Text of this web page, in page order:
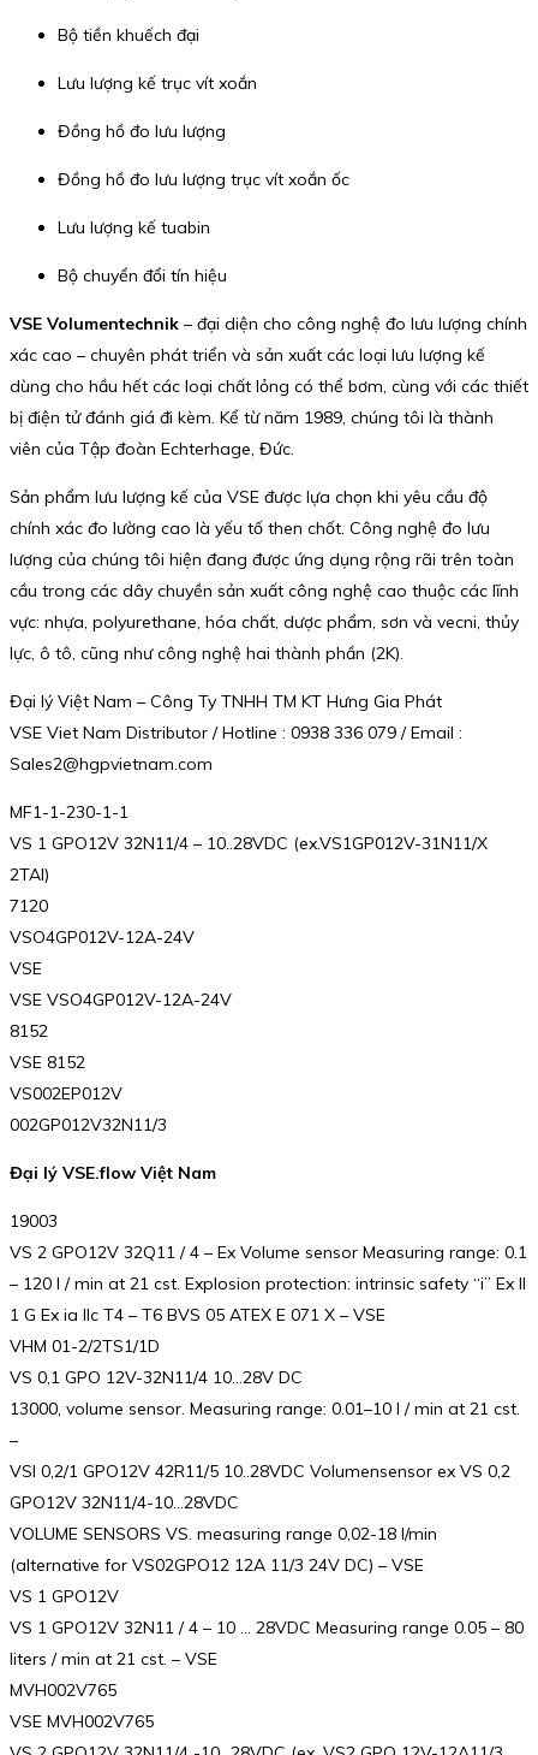
Bộ tiền khuếch đại
Lưu lượng kế trục vít xoắn
Đồng hồ đo lưu lượng
Đồng hồ đo lưu lượng trục vít xoắn ốc
Lưu lượng kế tuabin
Bộ chuyển đổi tín hiệu
VSE Volumentechnik – đại diện cho công nghệ đo lưu lượng chính
xác cao – chuyên phát triển và sản xuất các loại lưu lượng kế
dùng cho hầu hết các loại chất lỏng có thể bơm, cùng với các thiết
bị điện tử đánh giá đi kèm. Kể từ năm 1989, chúng tôi là thành
viên của Tập đoàn Echterhage, Đức.
Sản phẩm lưu lượng kế của VSE được lựa chọn khi yêu cầu độ
chính xác đo lường cao là yếu tố then chốt. Công nghệ đo lưu
lượng của chúng tôi hiện đang được ứng dụng rộng rãi trên toàn
cầu trong các dây chuyền sản xuất công nghệ cao thuộc các lĩnh
vực: nhựa, polyurethane, hóa chất, dược phẩm, sơn và vecni, thủy
lực, ô tô, cũng như công nghệ hai thành phần (2K).
Đại lý Việt Nam – Công Ty TNHH TM KT Hưng Gia Phát
VSE Viet Nam Distributor / Hotline : 0938 336 079 / Email :
Sales2@hgpvietnam.com
MF1-1-230-1-1
VS 1 GPO12V 32N11/4 – 10..28VDC (ex.VS1GP012V-31N11/X
2TAI)
7120
VSO4GP012V-12A-24V
VSE
VSE VSO4GP012V-12A-24V
8152
VSE 8152
VS002EP012V
002GP012V32N11/3
Đại lý VSE.flow Việt Nam
19003
VS 2 GPO12V 32Q11 / 4 – Ex Volume sensor Measuring range: 0.1
– 120 l / min at 21 cst. Explosion protection: intrinsic safety “i” Ex II
1 G Ex ia IIc T4 – T6 BVS 05 ATEX E 071 X – VSE
VHM 01-2/2TS1/1D
VS 0,1 GPO 12V-32N11/4 10…28V DC
13000, volume sensor. Measuring range: 0.01–10 l / min at 21 cst.
–
VSI 0,2/1 GPO12V 42R11/5 10..28VDC Volumensensor ex VS 0,2
GPO12V 32N11/4-10…28VDC
VOLUME SENSORS VS. measuring range 0,02-18 l/min
(alternative for VS02GPO12 12A 11/3 24V DC) – VSE
VS 1 GPO12V
VS 1 GPO12V 32N11 / 4 – 10 … 28VDC Measuring range 0.05 – 80
liters / min at 21 cst. – VSE
MVH002V765
VSE MVH002V765